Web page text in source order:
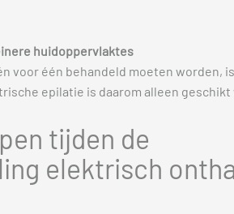
huidoppervlaktes
voor één behandeld moeten
epilatie is daarom alleen
tijden de
elektrisch